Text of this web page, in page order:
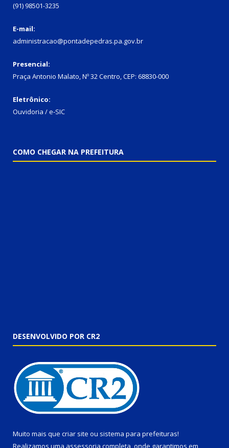
(91) 98501-3235
E-mail:
administracao@pontadepedras.pa.gov.br
Presencial:
Praça Antonio Malato, Nº 32 Centro, CEP: 68830-000
Eletrônico:
Ouvidoria / e-SIC
COMO CHEGAR NA PREFEITURA
DESENVOLVIDO POR CR2
Muito mais que criar site ou sistema para prefeituras!
Realizamos uma assessoria completa, onde garantimos em